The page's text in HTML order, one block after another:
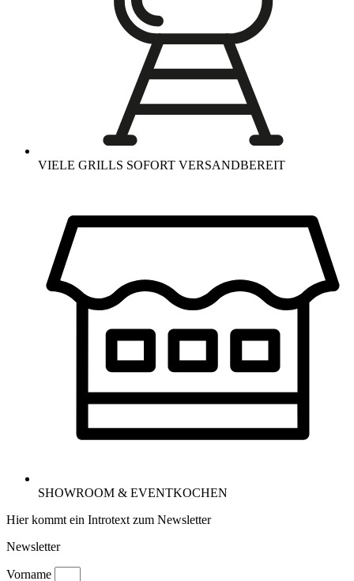
VIELE GRILLS SOFORT VERSANDBEREIT
SHOWROOM & EVENTKOCHEN
Hier kommt ein Introtext zum Newsletter
Newsletter
Vorname